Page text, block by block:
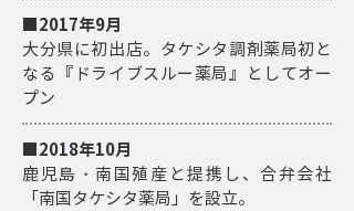
■2017年9月
大分県に初出店。タケシタ調剤薬局初と
なる『ドライブスルー薬局』としてオー
プン
■2018年10月
鹿児島・南国殖産と提携し、合弁会社
「南国タケシタ薬局」を設立。